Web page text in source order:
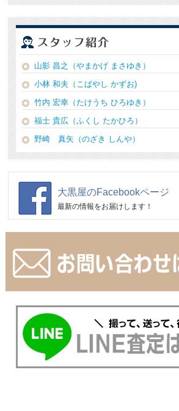
山影 昌之（やまかげ まさゆき）
小林 和夫（こばやし かずお)
竹内 宏幸（たけうち ひろゆき）
福士 貴広（ふくし たかひろ）
野崎 真矢（のざき しんや）
大黒屋のFacebookページ
最新の情報をお届けします！